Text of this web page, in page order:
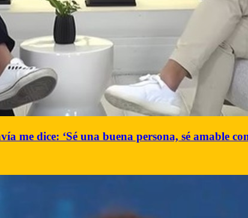
me dice: ‘Sé una buena persona, sé amable